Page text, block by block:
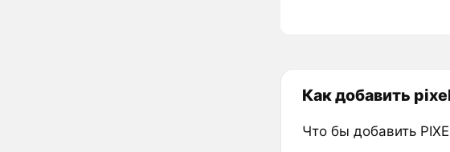
Как добавить
Что бы добавить